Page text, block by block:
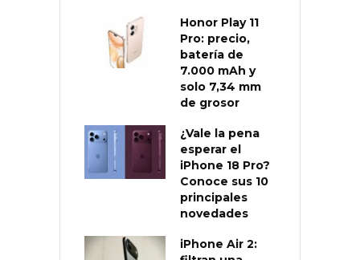
Honor Play 11
Pro: precio,
batería de
7.000 mAh y
solo 7,34 mm
de grosor
¿Vale la pena
esperar el
iPhone 18 Pro?
Conoce sus 10
principales
novedades
iPhone Air 2: